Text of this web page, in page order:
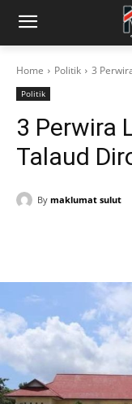
Home Politik 3
Politik
3 Perwira
Talaud
By maklumat sulut